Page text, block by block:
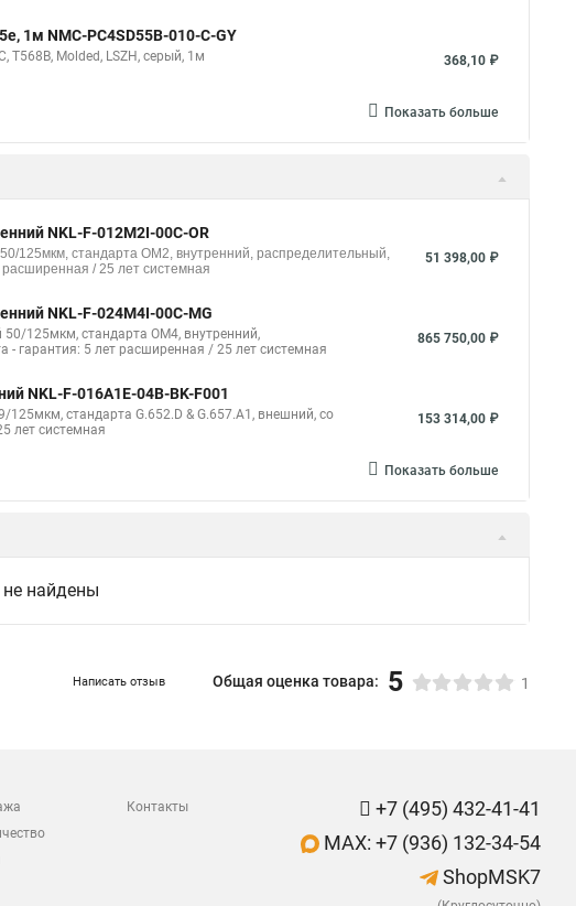
1м NMC-PC4SD55B-010-C-GY
Molded, LSZH, серый, 1м 368,10 ₽
Показать больше
NKL-F-012M2I-00C-OR
125мкм, стандарта ОМ2, внутренний, распределительный,
/ 25 лет системная
51 398,00 ₽
NKL-F-024M4I-00C-MG
50/125мкм, стандарта ОМ4, внутренний,
- гарантия: 5 лет расширенная / 25 лет системная
865 750,00 ₽
NKL-F-016A1E-04B-BK-F001
стандарта G.652.D & G.657.A1, внешний, со
лет системная
153 314,00 ₽
Показать больше
не найдены
Написать отзыв Общая оценка товара: 5 1
Контакты
+7 (495) 432-41-41
MAX: +7 (936) 132-34-54
ShopMSK7